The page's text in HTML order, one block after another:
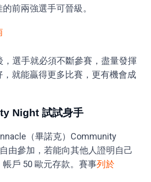
前兩強選手可晉級。
選手就必須不斷參賽，盡量發揮
就能贏得更多比賽，更有機會成
Night 試試身手
（畢諾克）Community
由參加，若能向其他人證明自己
戶 50 歐元存款。賽事列於